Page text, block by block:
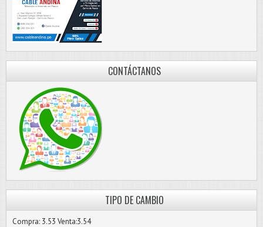
CONTÁCTANOS
TIPO DE CAMBIO
Compra: 3.53 Venta:3.54